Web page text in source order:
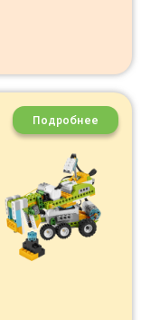
Подробнее